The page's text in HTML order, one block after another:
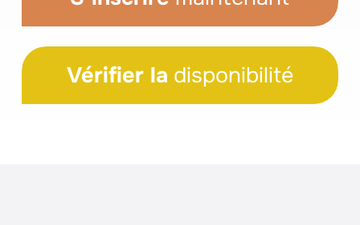
Vérifier la disponibilité